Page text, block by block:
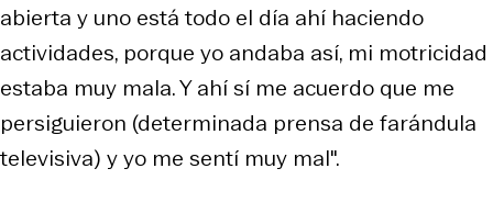
abierta y uno está todo el día ahí haciendo
actividades, porque yo andaba así, mi motricidad
estaba muy mala. Y ahí sí me acuerdo que me
persiguieron (determinada prensa de farándula
televisiva) y yo me sentí muy mal".